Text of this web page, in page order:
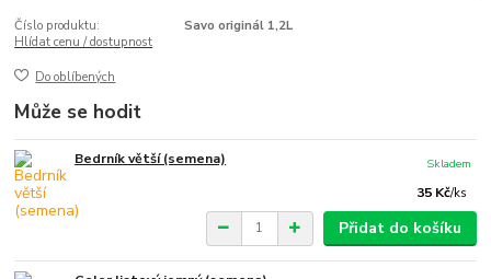
Číslo produktu:
Savo originál 1,2L
Hlídat cenu / dostupnost
Do oblíbených
Může se hodit
Bedrník větší (semena)
35 Kč/ks
Skladem
Přidat do košíku